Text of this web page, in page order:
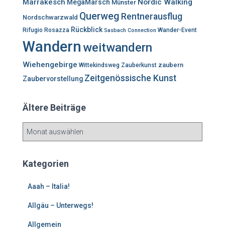
Marrakesch MegaMarsch Münster Nordic Walking
Nordschwarzwald Querweg Rentnerausflug
Rifugio Rosazza Rückblick Sasbach Connection Wander-Event
Wandern weitwandern
Wiehengebirge Wittekindsweg Zauberkunst zaubern
Zaubervorstellung Zeitgenössische Kunst
Ältere Beiträge
e
Kategorien
Aaah – Italia!
Allgäu – Unterwegs!
Allgemein